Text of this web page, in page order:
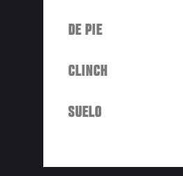
DE PIE
CLINCH
SUELO